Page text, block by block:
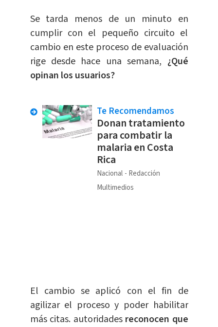
Se tarda menos de un minuto en
cumplir con el pequeño circuito el
cambio en este proceso de evaluación
rige desde hace una semana, ¿Qué
opinan los usuarios?
Te Recomendamos
Donan tratamiento
para combatir la
malaria en Costa
Rica
Nacional
Redacción
Multimedios
El cambio se aplicó con el fin de
agilizar el proceso y poder habilitar
más citas. autoridades reconocen que